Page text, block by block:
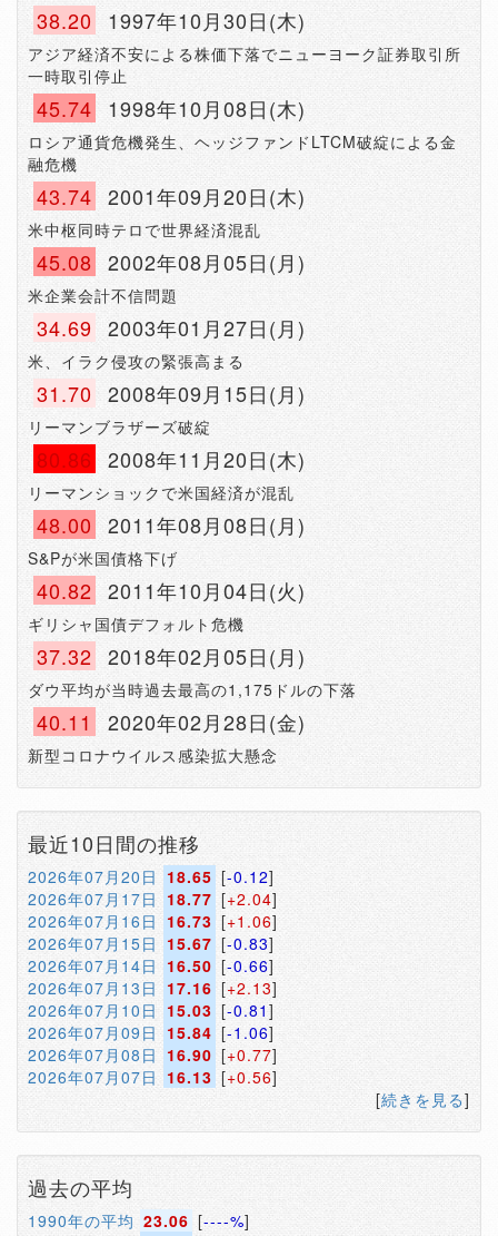
38.20 1997年10月30日(木)
アジア経済不安による株価下落でニューヨーク証券取引所
一時取引停止
45.74 1998年10月08日(木)
ロシア通貨危機発生、ヘッジファンドLTCM破綻による金
融危機
43.74 2001年09月20日(木)
米中枢同時テロで世界経済混乱
45.08 2002年08月05日(月)
米企業会計不信問題
34.69 2003年01月27日(月)
米、イラク侵攻の緊張高まる
31.70 2008年09月15日(月)
リーマンブラザーズ破綻
80.86 2008年11月20日(木)
リーマンショックで米国経済が混乱
48.00 2011年08月08日(月)
S&Pが米国債格下げ
40.82 2011年10月04日(火)
ギリシャ国債デフォルト危機
37.32 2018年02月05日(月)
ダウ平均が当時過去最高の1,175ドルの下落
40.11 2020年02月28日(金)
新型コロナウイルス感染拡大懸念
最近10日間の推移
2026年07月20日 18.65 [-0.12]
2026年07月17日 18.77 [+2.04]
2026年07月16日 16.73 [+1.06]
2026年07月15日 15.67 [-0.83]
2026年07月14日 16.50 [-0.66]
2026年07月13日 17.16 [+2.13]
2026年07月10日 15.03 [-0.81]
2026年07月09日 15.84 [-1.06]
2026年07月08日 16.90 [+0.77]
2026年07月07日 16.13 [+0.56]
[続きを見る]
過去の平均
1990年の平均 23.06 [----%]